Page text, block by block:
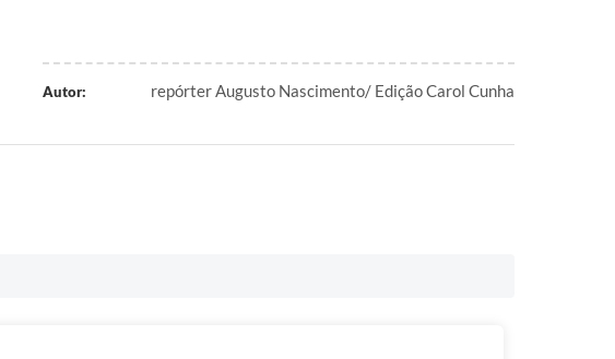
Autor: repórter Augusto Nascimento/ Edição Carol Cunha